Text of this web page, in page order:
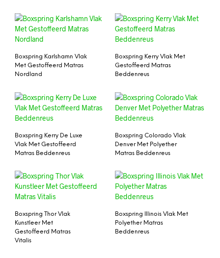
Boxspring Karlshamn Vlak
Met Gestoffeerd Matras
Nordland
Boxspring Kerry Vlak Met
Gestoffeerd Matras
Beddenreus
Boxspring Kerry De Luxe
Vlak Met Gestoffeerd
Matras Beddenreus
Boxspring Colorado Vlak
Denver Met Polyether
Matras Beddenreus
Boxspring Thor Vlak
Kunstleer Met
Gestoffeerd Matras
Vitalis
Boxspring Illinois Vlak Met
Polyether Matras
Beddenreus